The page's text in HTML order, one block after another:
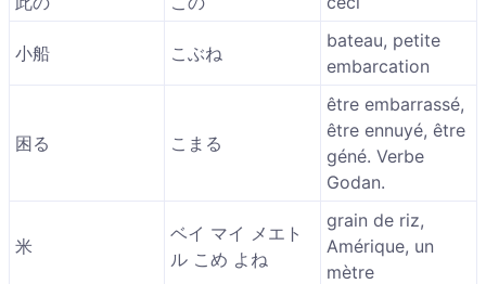
小船 こぶね
bateau, petite
embarcation
困る こまる
être embarrassé,
être ennuyé, être
géné. Verbe
Godan.
米
ベイ マイ メエト
ル こめ よね
grain de riz,
Amérique, un
mètre